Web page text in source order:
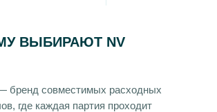
ВЫБИРАЮТ NV
бренд совместимых расходных
где каждая партия проходит